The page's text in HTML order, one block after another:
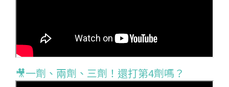
🎥一劑、兩劑、三劑！還打第4劑嗎？